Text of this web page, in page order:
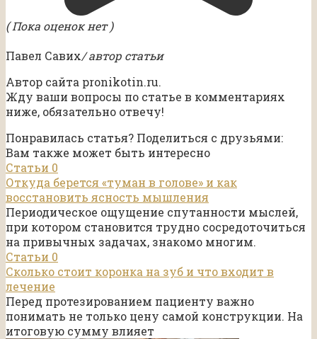
( Пока оценок нет )
Павел Савих/ автор статьи
Автор сайта pronikotin.ru.
Жду ваши вопросы по статье в комментариях
ниже, обязательно отвечу!
Понравилась статья? Поделиться с друзьями:
Вам также может быть интересно
Статьи 0
Откуда берется «туман в голове» и как
восстановить ясность мышления
Периодическое ощущение спутанности мыслей,
при котором становится трудно сосредоточиться
на привычных задачах, знакомо многим.
Статьи 0
Сколько стоит коронка на зуб и что входит в
лечение
Перед протезированием пациенту важно
понимать не только цену самой конструкции. На
итоговую сумму влияет